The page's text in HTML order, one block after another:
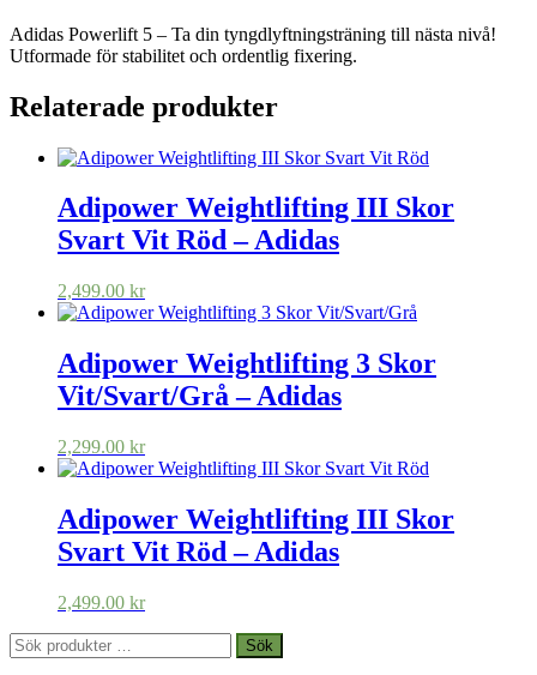
Adidas Powerlift 5 – Ta din tyngdlyftningsträning till nästa nivå!
Utformade för stabilitet och ordentlig fixering.
Relaterade produkter
Adipower Weightlifting III Skor
Svart Vit Röd – Adidas
2,499.00 kr
Adipower Weightlifting 3 Skor
Vit/Svart/Grå – Adidas
2,299.00 kr
Adipower Weightlifting III Skor
Svart Vit Röd – Adidas
2,499.00 kr
Sök
efter:
Sök